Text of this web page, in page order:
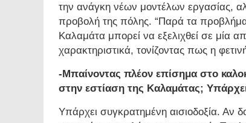
την ανάγκη νέων μοντέλων εργασίας,
προβολή της πόλης. “Παρά τα
Καλαμάτα μπορεί να εξελιχθεί σε μία
χαρακτηριστικά, τονίζοντας πως η
-Μπαίνοντας πλέον επίσημα στο
στην εστίαση της Καλαμάτας; Υπάρχει
Υπάρχει συγκρατημένη αισιοδοξία. Αν